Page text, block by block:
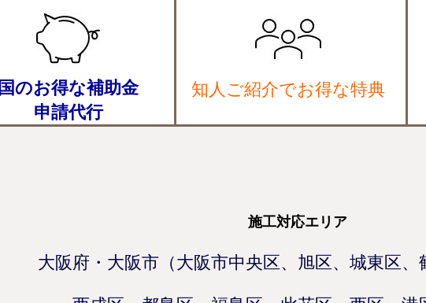
国のお得な補助金
申請代行
知人ご紹介でお得な特典
施工対応エリア
大阪府・大阪市（大阪市中央区、旭区、城東区、